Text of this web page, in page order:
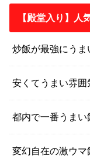
【殿堂入り】人
炒飯が最強にうま
安くてうまい雰囲
都内で一番うまい
変幻自在の激ウマ